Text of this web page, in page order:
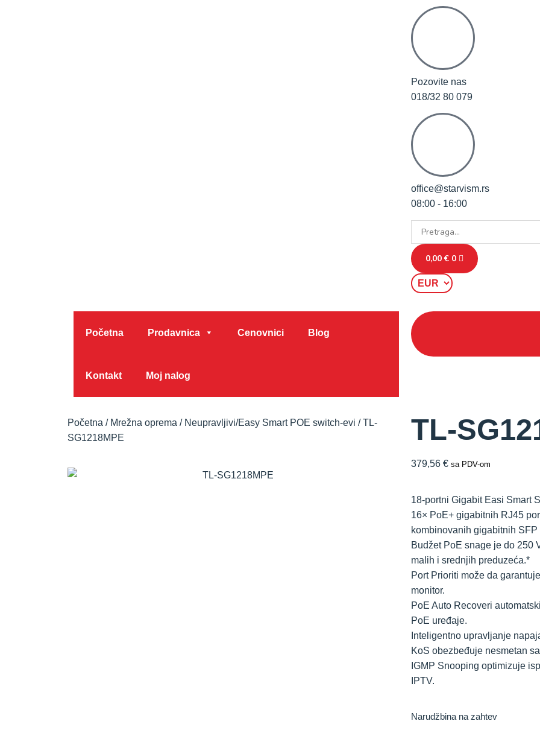
Pozovite nas
018/32 80 079
office@starvism.rs
08:00 - 16:00
0,00€ 0
Početna Prodavnica Cenovnici Blog
Kontakt Moj nalog
Početna / Mrežna oprema / Neupravljivi/Easy Smart POE switch-evi / TL-
SG1218MPE
TL-
379,56 € sa PDV-om
18-portni Gigabit Easi Smart
16× PoE+ gigabitnih RJ45
kombinovanih gigabitnih SFP
Budžet PoE snage je do 250
malih i srednjih preduzeća.*
Port Prioriti može da
monitor.
PoE Auto Recoveri
PoE uređaje.
Inteligentno upravljanje
KoS obezbeđuje nesmetan
IGMP Snooping optimizuje
IPTV.
Narudžbina na zahtev